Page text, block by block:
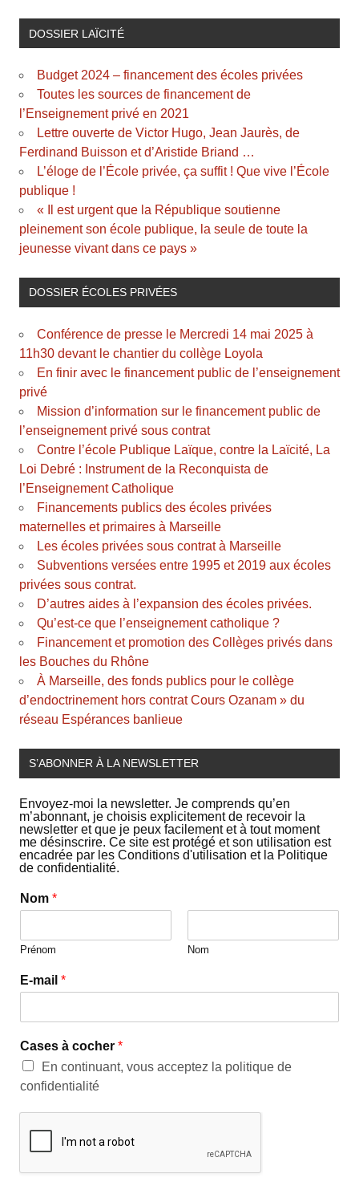
DOSSIER LAÏCITÉ
Budget 2024 – financement des écoles privées
Toutes les sources de financement de
l’Enseignement privé en 2021
Lettre ouverte de Victor Hugo, Jean Jaurès, de
Ferdinand Buisson et d’Aristide Briand …
L’éloge de l’École privée, ça suffit ! Que vive l’École
publique !
« Il est urgent que la République soutienne
pleinement son école publique, la seule de toute la
jeunesse vivant dans ce pays »
DOSSIER ÉCOLES PRIVÉES
Conférence de presse le Mercredi 14 mai 2025 à
11h30 devant le chantier du collège Loyola
En finir avec le financement public de l’enseignement
privé
Mission d’information sur le financement public de
l’enseignement privé sous contrat
Contre l’école Publique Laïque, contre la Laïcité, La
Loi Debré : Instrument de la Reconquista de
l’Enseignement Catholique
Financements publics des écoles privées
maternelles et primaires à Marseille
Les écoles privées sous contrat à Marseille
Subventions versées entre 1995 et 2019 aux écoles
privées sous contrat.
D’autres aides à l’expansion des écoles privées.
Qu’est-ce que l’enseignement catholique ?
Financement et promotion des Collèges privés dans
les Bouches du Rhône
À Marseille, des fonds publics pour le collège
d’endoctrinement hors contrat Cours Ozanam » du
réseau Espérances banlieue
S’ABONNER À LA NEWSLETTER
Envoyez-moi la newsletter. Je comprends qu’en
m’abonnant, je choisis explicitement de recevoir la
newsletter et que je peux facilement et à tout moment
me désinscrire. Ce site est protégé et son utilisation est
encadrée par les Conditions d'utilisation et la Politique
de confidentialité.
Nom *
Prénom Nom
E-mail *
Cases à cocher *
En continuant, vous acceptez la politique de
confidentialité